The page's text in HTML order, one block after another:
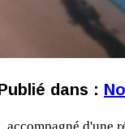
dans :